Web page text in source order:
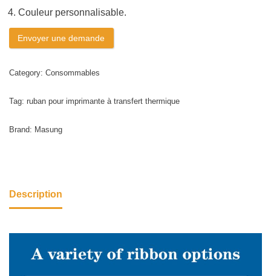
Couleur personnalisable.
Envoyer une demande
Category: Consommables
Tag: ruban pour imprimante à transfert thermique
Brand: Masung
Description